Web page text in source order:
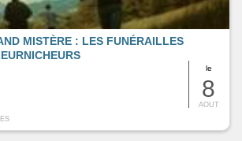
le
8
AOUT
MISTÈRE : LES FUNÉRAILLES